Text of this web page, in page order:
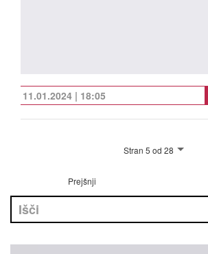
11.01.2024 | 18:05
Stran 5 od 28
Prejšnji